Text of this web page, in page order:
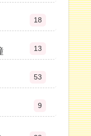
18
13
53
9